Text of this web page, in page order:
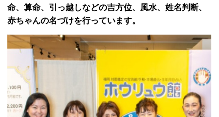
命、算命、引っ越しなどの吉方位、風水、姓名判断、
赤ちゃんの名づけを行っています。